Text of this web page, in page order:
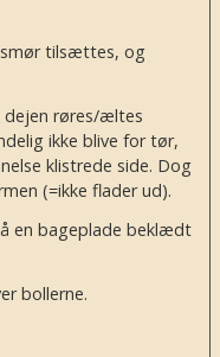
tilsættes, og
røres/æltes
ikke blive for tør,
klistrede side. Dog
(=ikke flader ud).
en bageplade beklædt
bollerne.